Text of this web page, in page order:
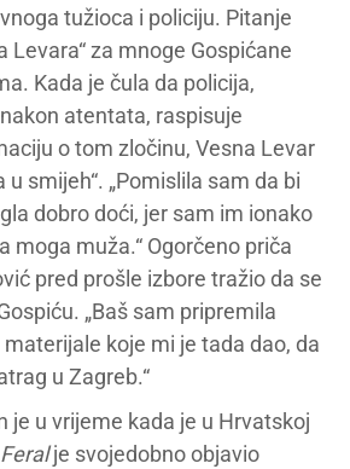
tužioca i policiju. Pitanje
Levara“ za mnoge Gospićane
Kada je čula da policija,
atentata, raspisuje
o tom zločinu, Vesna Levar
u smijeh“. „Pomislila sam da bi
dobro doći, jer sam im ionako
moga muža.“ Ogorčeno priča
pred prošle izbore tražio da se
„Baš sam pripremila
materijale koje mi je tada dao, da
u Zagreb.“
je u vrijeme kada je u Hrvatskoj
Feralje svojedobno objavio